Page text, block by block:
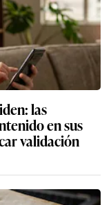
las
en sus
validación